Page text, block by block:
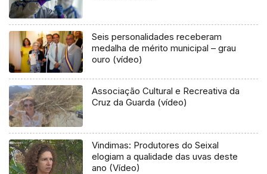
Seis personalidades receberam
medalha de mérito municipal – grau
ouro (vídeo)
Associação Cultural e Recreativa da
Cruz da Guarda (vídeo)
Vindimas: Produtores do Seixal
elogiam a qualidade das uvas deste
ano (Vídeo)